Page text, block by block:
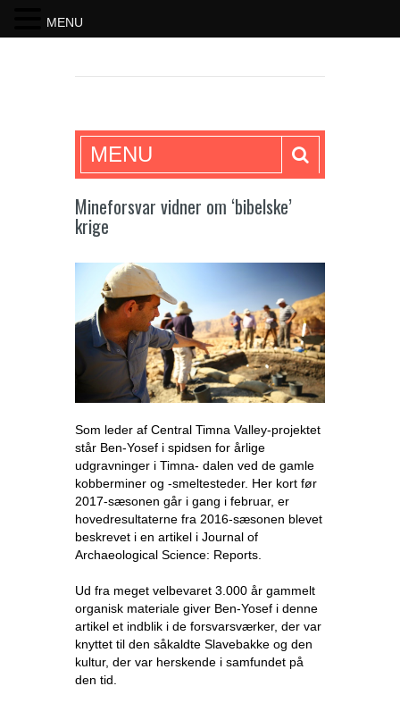
SKRIFTEN
MENU
Mineforsvar vidner om ‘bibelske’
krige
Som leder af Central Timna Valley-projektet
står Ben-Yosef i spidsen for årlige
udgravninger i Timna- dalen ved de gamle
kobberminer og -smeltesteder. Her kort før
2017-sæsonen går i gang i februar, er
hovedresultaterne fra 2016-sæsonen blevet
beskrevet i en artikel i Journal of
Archaeological Science: Reports.
Ud fra meget velbevaret 3.000 år gammelt
organisk materiale giver Ben-Yosef i denne
artikel et indblik i de forsvarsværker, der var
knyttet til den såkaldte Slavebakke og den
kultur, der var herskende i samfundet på
den tid.
MENU